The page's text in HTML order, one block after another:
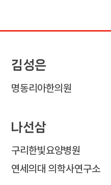
김성은
명동리아한의원
나선삼
구리한빛요양병원
연세의대 의학사연구소